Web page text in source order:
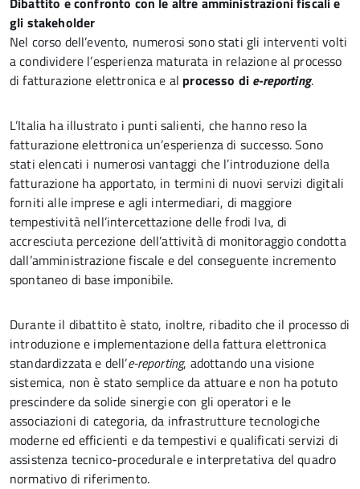
gli stakeholder
Nel corso dell’evento, numerosi sono stati gli interventi volti
a condividere l’esperienza maturata in relazione al processo
di fatturazione elettronica e al processo di e-reporting.
L’Italia ha illustrato i punti salienti, che hanno reso la
fatturazione elettronica un’esperienza di successo. Sono
stati elencati i numerosi vantaggi che l’introduzione della
fatturazione ha apportato, in termini di nuovi servizi digitali
forniti alle imprese e agli intermediari, di maggiore
tempestività nell’intercettazione delle frodi Iva, di
accresciuta percezione dell’attività di monitoraggio condotta
dall’amministrazione fiscale e del conseguente incremento
spontaneo di base imponibile.
Durante il dibattito è stato, inoltre, ribadito che il processo di
introduzione e implementazione della fattura elettronica
standardizzata e dell’e-reporting, adottando una visione
sistemica, non è stato semplice da attuare e non ha potuto
prescindere da solide sinergie con gli operatori e le
associazioni di categoria, da infrastrutture tecnologiche
moderne ed efficienti e da tempestivi e qualificati servizi di
assistenza tecnico-procedurale e interpretativa del quadro
normativo di riferimento.